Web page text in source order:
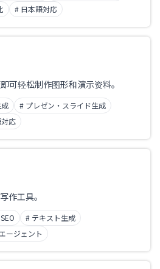
# 日本語対応
可轻松制作图形和演示资料。
# プレゼン・スライド生成
応
作工具。
# テキスト生成
ージェント